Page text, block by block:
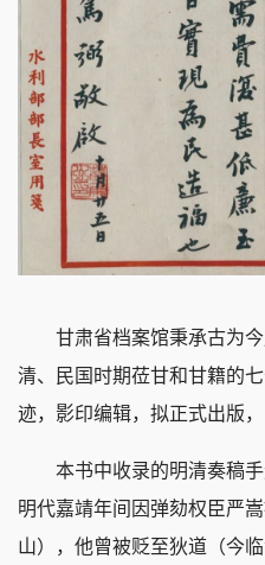
甘肃省档案馆秉承古为今
清、民国时期莅甘和甘籍的
迹，影印编辑，拟正式出版，
本书中收录的明清奏稿手
明代嘉靖年间因弹劾权臣严
山），他曾被贬至狄道（今